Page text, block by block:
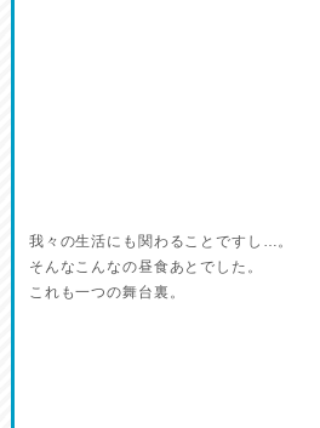
我々の生活にも関わることですし…。
そんなこんなの昼食あとでした。
これも一つの舞台裏。